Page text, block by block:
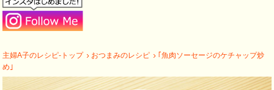
主婦A子のレシピ-トップ おつまみのレシピ
｢魚肉ソーセージのケチャップ炒
め｣